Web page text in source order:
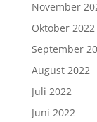
November
Oktober 2022
September
August 2022
Juli 2022
Juni 2022